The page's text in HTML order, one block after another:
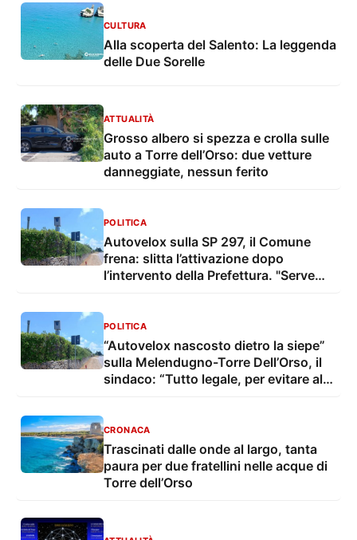
CULTURA
Alla scoperta del Salento: La leggenda
delle Due Sorelle
ATTUALITÀ
Grosso albero si spezza e crolla sulle
auto a Torre dell’Orso: due vetture
danneggiate, nessun ferito
POLITICA
Autovelox sulla SP 297, il Comune
frena: slitta l’attivazione dopo
l’intervento della Prefettura. "Serve
POLITICA
“Autovelox nascosto dietro la siepe”
sulla Melendugno-Torre Dell’Orso, il
sindaco: “Tutto legale, per evitare altri
CRONACA
Trascinati dalle onde al largo, tanta
paura per due fratellini nelle acque di
Torre dell’Orso